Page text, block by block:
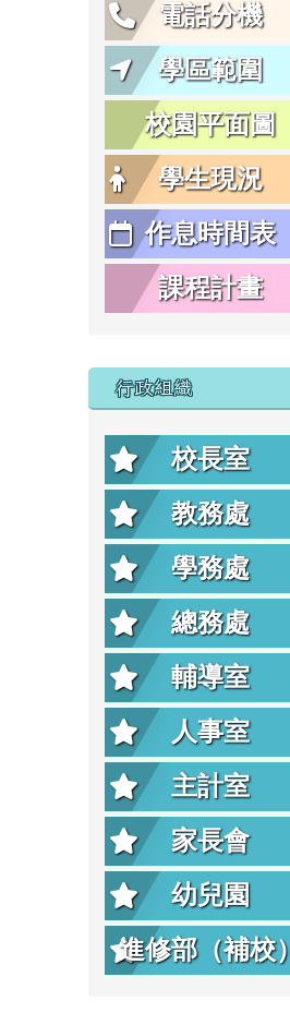
電話分機
學區範圍
校園平面圖
學生現況
作息時間表
課程計畫
行政組織
校長室
教務處
學務處
總務處
輔導室
人事室
主計室
家長會
幼兒園
進修部（補校）